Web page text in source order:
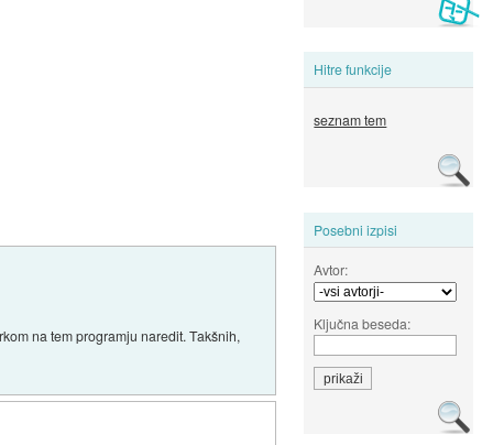
Hitre funkcije
seznam tem
Posebni izpisi
Avtor:
Ključna beseda:
na tem programju naredit. Takšnih,